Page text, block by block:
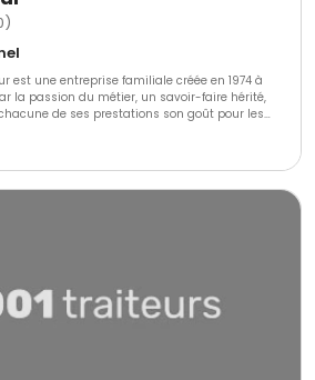
est une entreprise familiale créée en 1974 à
la passion du métier, un savoir-faire hérité,
de ses prestations son goût pour les
de les faire partager avec professionnalisme